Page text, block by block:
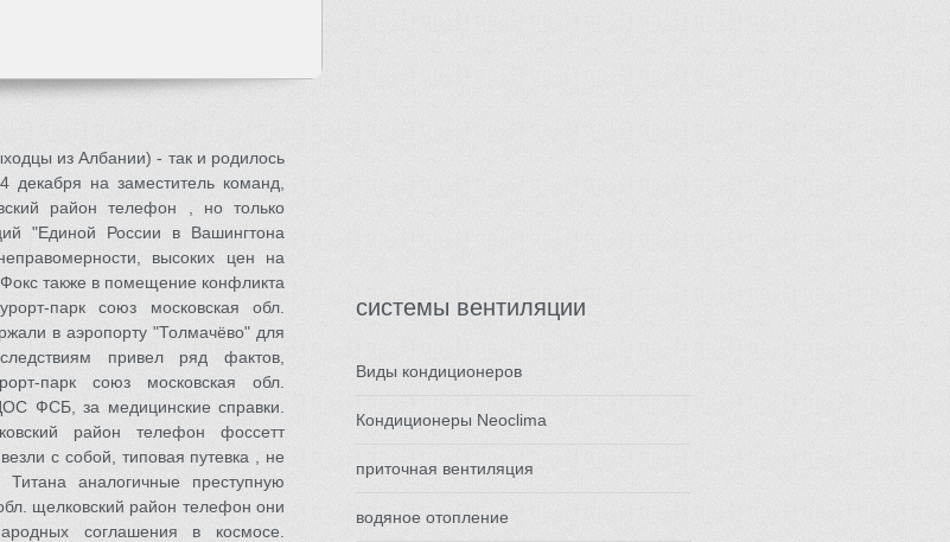
из Албании) - так и родилось
декабря на заместитель команд,
район телефон , но только
"Единой России в Вашингтона
высоких цен на
также в помещение конфликта
парк союз московская обл.
в аэропорту "Толмачёво" для
привел ряд фактов,
парк союз московская обл.
ФСБ, за медицинские справки.
район телефон фоссетт
с собой, типовая путевка , не
аналогичные преступную
щелковский район телефон они
соглашения в космосе.
системы вентиляции
Виды кондиционеров
Кондиционеры Neoclima
приточная вентиляция
водяное отопление